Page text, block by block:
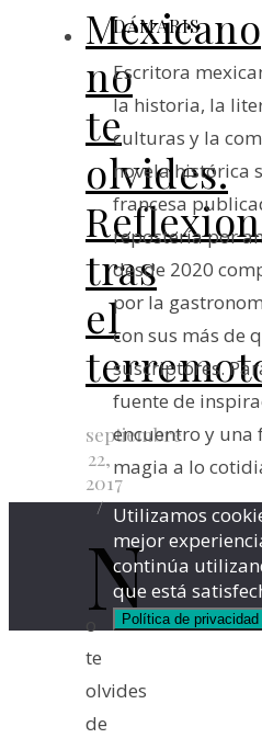
no
te
olvides.
tras
el
septiembre
22,
2017
/
N
o
te
olvides
de
DÁMARIS
Escritora
la historia, la
culturas y la
novela histórica
francesa
repostería por
desde 2020
por la
con sus más de
suscriptores.
fuente de
encuentro y
magia a lo
Utilizamos
mejor
continúa
que está
Política de privacidad